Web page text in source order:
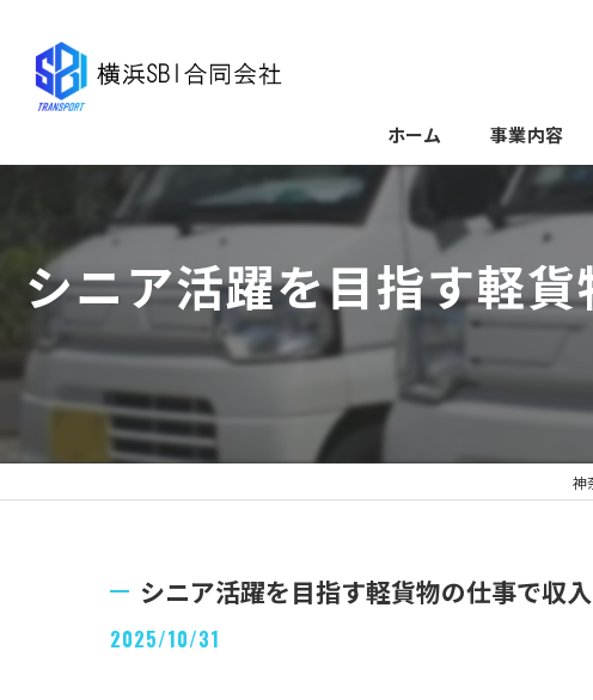
ホーム 事業内容
シニア活躍を目指す軽
神
シニア活躍を目指す軽貨物の仕事で収
2025/10/31